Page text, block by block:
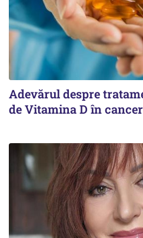
Adevărul despre
de Vitamina D în